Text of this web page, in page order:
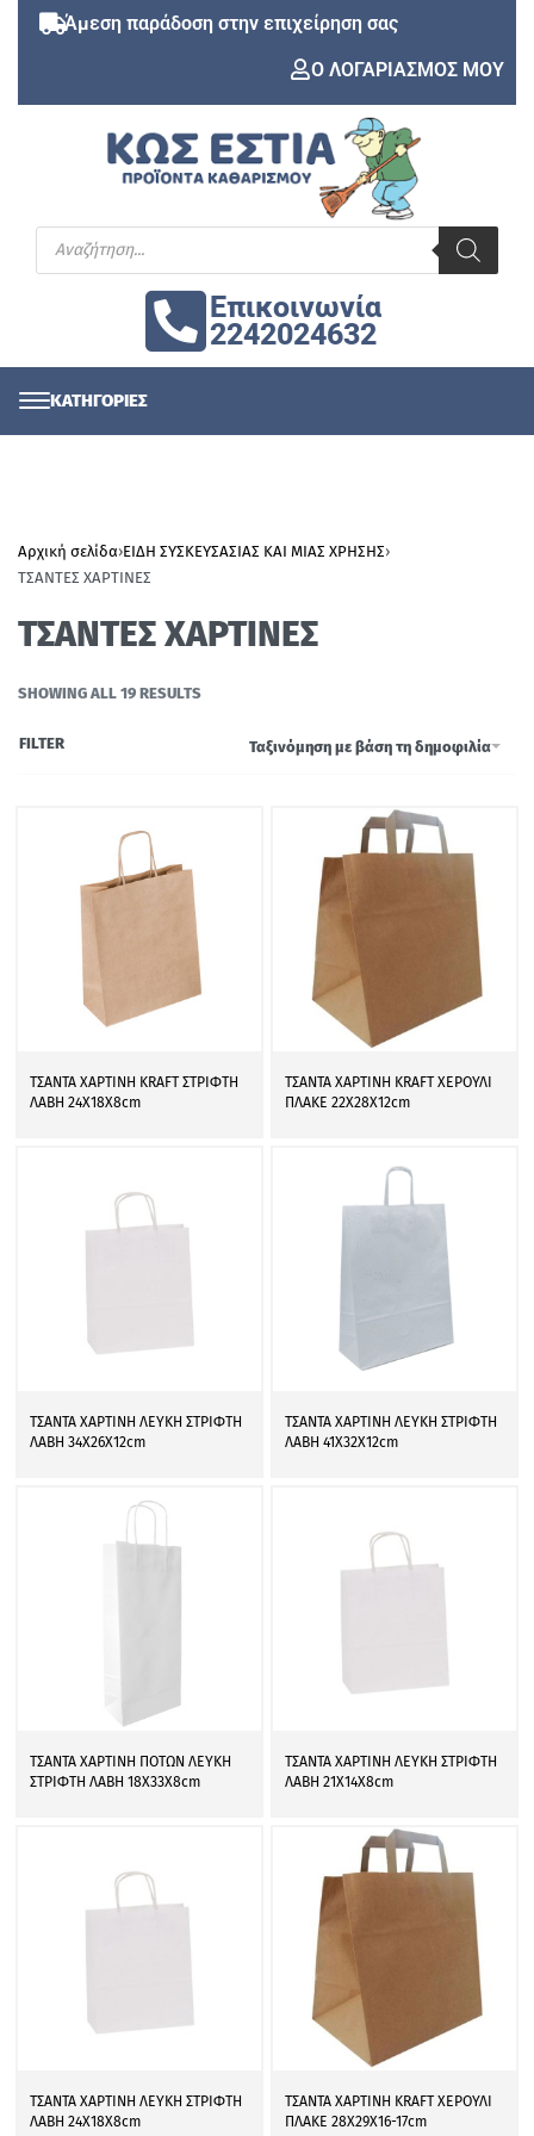
Άμεση παράδοση στην επιχείρηση σας
Ο ΛΟΓΑΡΙΑΣΜΟΣ ΜΟΥ
Επικοινωνία
2242024632
Αρχική σελίδα›ΕΙΔΗ ΣΥΣΚΕΥΣΑΣΙΑΣ ΚΑΙ ΜΙΑΣ ΧΡΗΣΗΣ›
ΤΣΑΝΤΕΣ ΧΑΡΤΙΝΕΣ
ΤΣΑΝΤΕΣ ΧΑΡΤΙΝΕΣ
SHOWING ALL 19 RESULTS
Ταξινόμηση με βάση τη δημοφιλία
FILTER
ΤΣΑΝΤΑ ΧΑΡΤΙΝΗ KRAFT ΣΤΡΙΦΤΗ
ΛΑΒΗ 24Χ18Χ8cm
ΤΣΑΝΤΑ ΧΑΡΤΙΝΗ KRAFT ΧΕΡΟΥΛΙ
ΠΛΑΚΕ 22Χ28Χ12cm
ΤΣΑΝΤΑ ΧΑΡΤΙΝΗ ΛΕΥΚΗ ΣΤΡΙΦΤΗ
ΛΑΒΗ 34Χ26Χ12cm
ΤΣΑΝΤΑ ΧΑΡΤΙΝΗ ΛΕΥΚΗ ΣΤΡΙΦΤΗ
ΛΑΒΗ 41Χ32Χ12cm
ΤΣΑΝΤΑ ΧΑΡΤΙΝΗ ΠΟΤΩΝ ΛΕΥΚΗ
ΣΤΡΙΦΤΗ ΛΑΒΗ 18Χ33Χ8cm
ΤΣΑΝΤΑ ΧΑΡΤΙΝΗ ΛΕΥΚΗ ΣΤΡΙΦΤΗ
ΛΑΒΗ 21Χ14Χ8cm
ΤΣΑΝΤΑ ΧΑΡΤΙΝΗ ΛΕΥΚΗ ΣΤΡΙΦΤΗ
ΛΑΒΗ 24Χ18Χ8cm
ΤΣΑΝΤΑ ΧΑΡΤΙΝΗ KRAFT ΧΕΡΟΥΛΙ
ΠΛΑΚΕ 28Χ29Χ16-17cm